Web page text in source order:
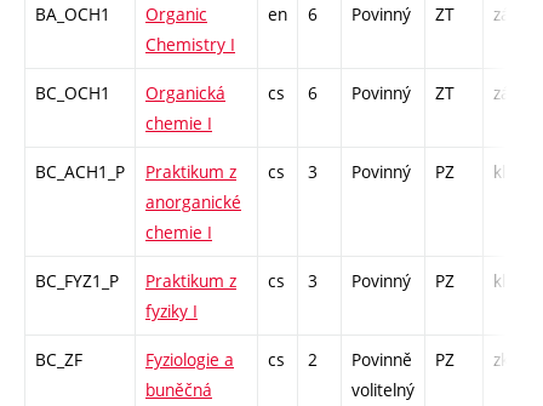
BA_OCH1
Organic
Chemistry I
en 6 Povinný ZT zá,zk
BC_OCH1
Organická
chemie I
cs 6 Povinný ZT zá,zk
BC_ACH1_P
Praktikum z
anorganické
chemie I
cs 3 Povinný PZ kl
BC_FYZ1_P
Praktikum z
fyziky I
cs 3 Povinný PZ kl
BC_ZF
Fyziologie a
buněčná
cs 2
Povinně
volitelný
PZ zk